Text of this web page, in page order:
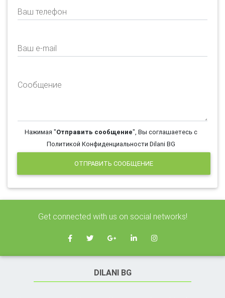
Ваш телефон
Ваш e-mail
Сообщение
Нажимая "Отправить сообщение", Вы соглашаетесь с
Политикой Конфиденциальности Dilani BG
ОТПРАВИТЬ СООБЩЕНИЕ
Get connected with us on social networks!
DILANI BG